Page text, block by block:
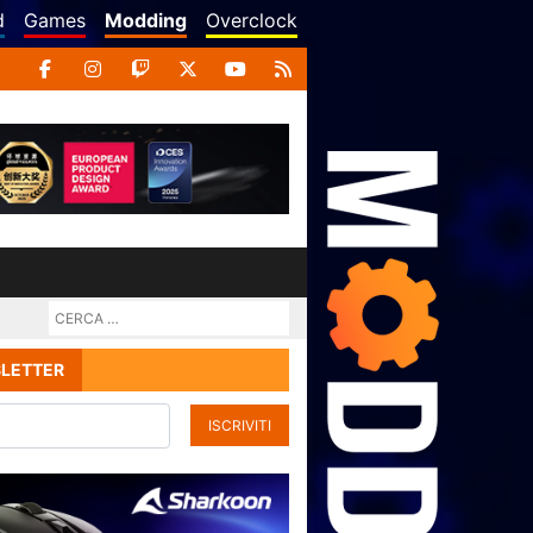
Games Modding Overclock
ISCRIVITI